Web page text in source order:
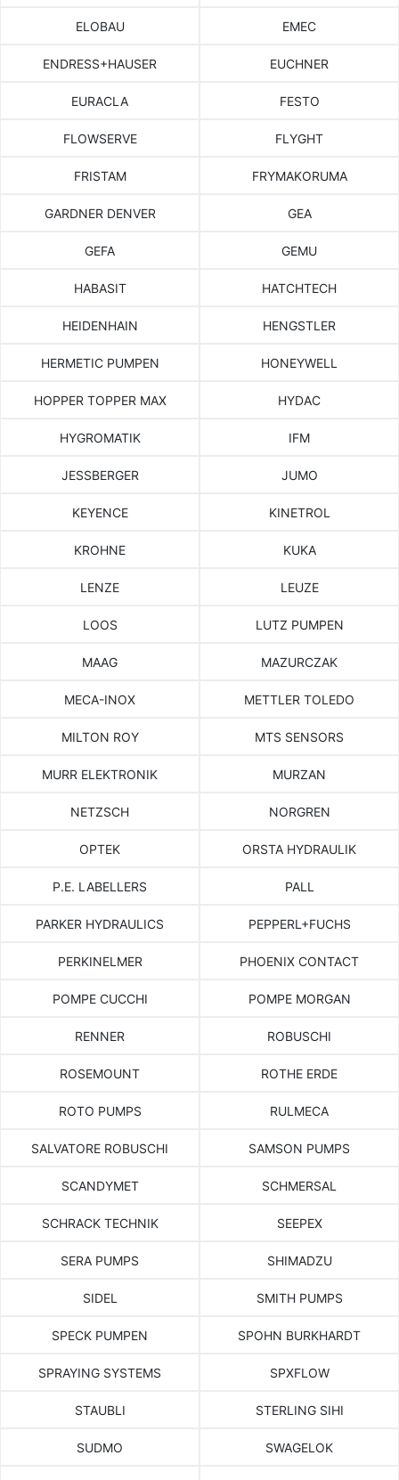
ELOBAU EMEC
ENDRESS+HAUSER EUCHNER
EURACLA FESTO
FLOWSERVE FLYGHT
FRISTAM FRYMAKORUMA
GARDNER DENVER GEA
GEFA GEMU
HABASIT HATCHTECH
HEIDENHAIN HENGSTLER
HERMETIC PUMPEN HONEYWELL
HOPPER TOPPER MAX HYDAC
HYGROMATIK IFM
JESSBERGER JUMO
KEYENCE KINETROL
KROHNE KUKA
LENZE LEUZE
LOOS LUTZ PUMPEN
MAAG MAZURCZAK
MECA-INOX METTLER TOLEDO
MILTON ROY MTS SENSORS
MURR ELEKTRONIK MURZAN
NETZSCH NORGREN
OPTEK ORSTA HYDRAULIK
P.E. LABELLERS PALL
PARKER HYDRAULICS PEPPERL+FUCHS
PERKINELMER PHOENIX CONTACT
POMPE CUCCHI POMPE MORGAN
RENNER ROBUSCHI
ROSEMOUNT ROTHE ERDE
ROTO PUMPS RULMECA
SALVATORE ROBUSCHI SAMSON PUMPS
SCANDYMET SCHMERSAL
SCHRACK TECHNIK SEEPEX
SERA PUMPS SHIMADZU
SIDEL SMITH PUMPS
SPECK PUMPEN SPOHN BURKHARDT
SPRAYING SYSTEMS SPXFLOW
STAUBLI STERLING SIHI
SUDMO SWAGELOK